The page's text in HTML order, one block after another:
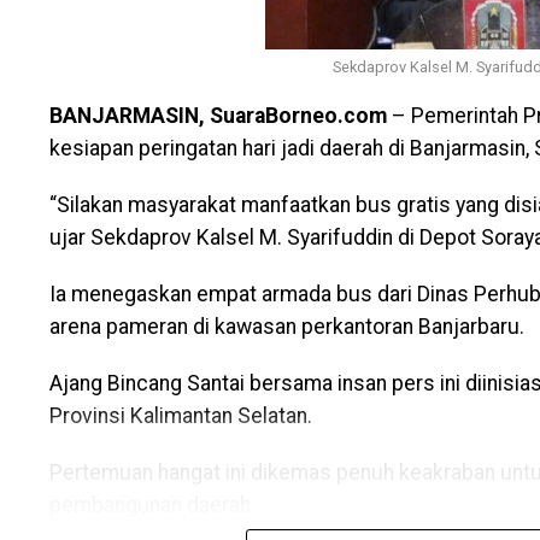
Sebagai tindak lanjut dari kegiatan ini, Hadi
dan transparan dalam menyampaikan informasi
perbaikan kepada masyarakat luas. “Kami juga
gangguan pada Unit Pembangkit 3 dan
tuntutan masyarakat agar pelayanan kelistrikan di
ada lagi mati listrik. [ad/sb]
Views: 22
Bagikan ke WhatsApp0 Facebook0 Messenger0 Twitter/X
Sekdaprov Kalsel M.
BANJARMASIN, SuaraBorneo.com – Pemerintah
kesiapan peringatan hari jadi daerah di
“Silakan masyarakat manfaatkan bus gratis yang
ujar Sekdaprov Kalsel M. Syarifuddin di Depot
Ia menegaskan empat armada bus dari Dinas
arena pameran di kawasan perkantoran Banjarbaru.
Ajang Bincang Santai bersama insan pers ini
Provinsi Kalimantan Selatan.
Pertemuan hangat ini dikemas penuh keakraban